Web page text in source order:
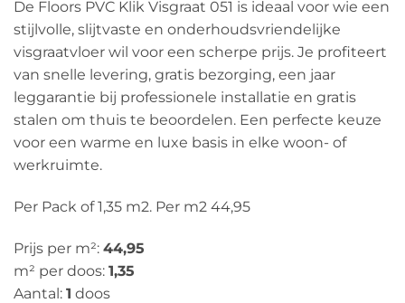
De Floors PVC Klik Visgraat 051 is ideaal voor wie een
stijlvolle, slijtvaste en onderhoudsvriendelijke
visgraatvloer wil voor een scherpe prijs. Je profiteert
van snelle levering, gratis bezorging, een jaar
leggarantie bij professionele installatie en gratis
stalen om thuis te beoordelen. Een perfecte keuze
voor een warme en luxe basis in elke woon- of
werkruimte.
Per Pack of 1,35 m2. Per m2 44,95
Prijs per m²: 44,95
m² per doos: 1,35
Aantal: 1 doos